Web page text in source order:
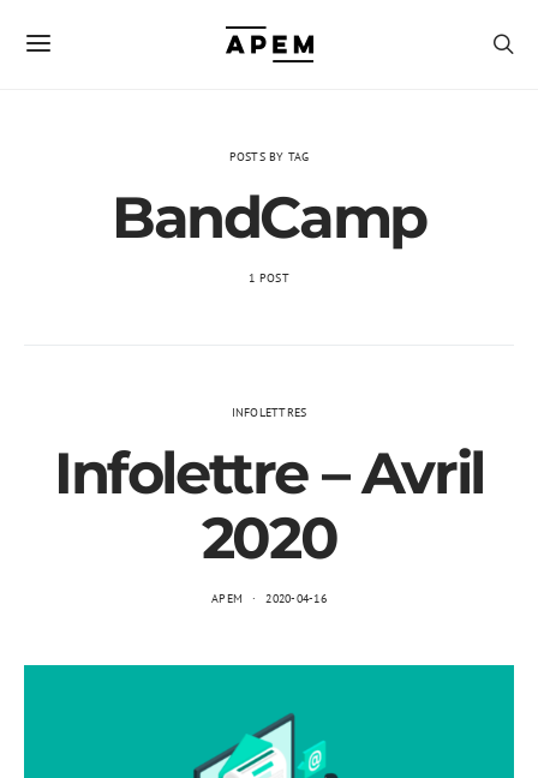
POSTS BY TAG
BandCamp
1 POST
INFOLETTRES
Infolettre – Avril
2020
APEM 2020-04-16